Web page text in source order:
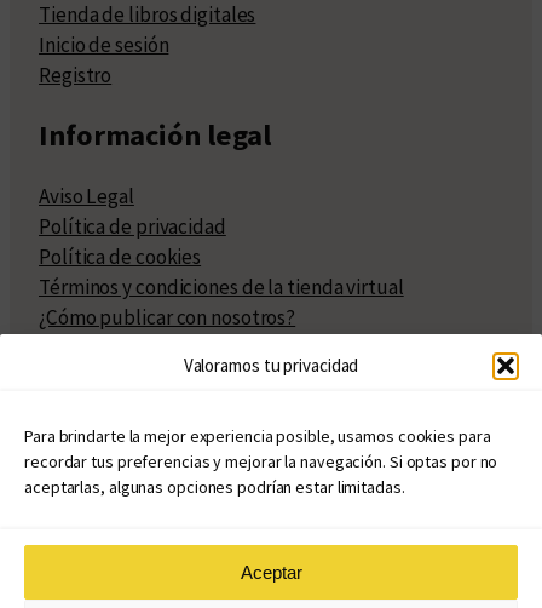
Valoramos tu privacidad
Para brindarte la mejor experiencia posible, usamos cookies para
recordar tus preferencias y mejorar la navegación. Si optas por no
aceptarlas, algunas opciones podrían estar limitadas.
Aceptar
Tienda de libros digitales
Inicio de sesión
Registro
Información legal
Aviso Legal
Política de privacidad
Política de cookies
Términos y condiciones de la tienda virtual
¿Cómo publicar con nosotros?
Políticas de publicación
Políticas de coedición
Atribuciones